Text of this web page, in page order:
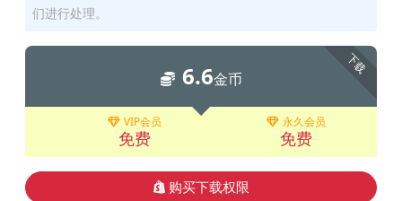
们进行处理。
下载
6.6金币
VIP会员
免费
永久会员
免费
购买下载权限